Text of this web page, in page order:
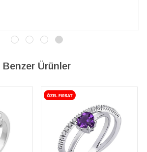
Benzer Ürünler